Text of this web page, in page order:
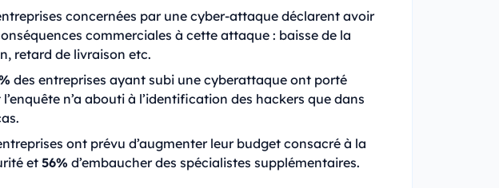
concernées par une cyber-attaque déclarent avoir
commerciales à cette attaque : baisse de la
retard de livraison etc.
des entreprises ayant subi une cyberattaque ont porté
n’a abouti à l’identification des hackers que dans
ont prévu d’augmenter leur budget consacré à la
et56% d’embaucher des spécialistes supplémentaires.